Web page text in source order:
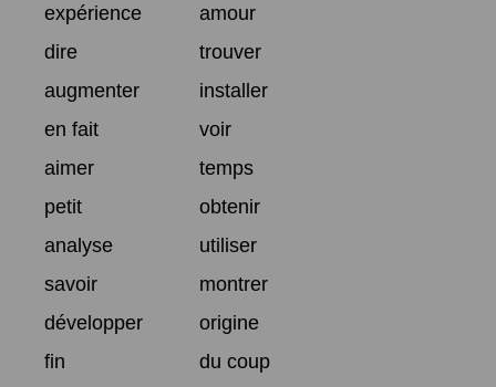
expérience
amour
dire
trouver
augmenter
installer
en fait
voir
aimer
temps
petit
obtenir
analyse
utiliser
savoir
montrer
développer
origine
fin
du coup